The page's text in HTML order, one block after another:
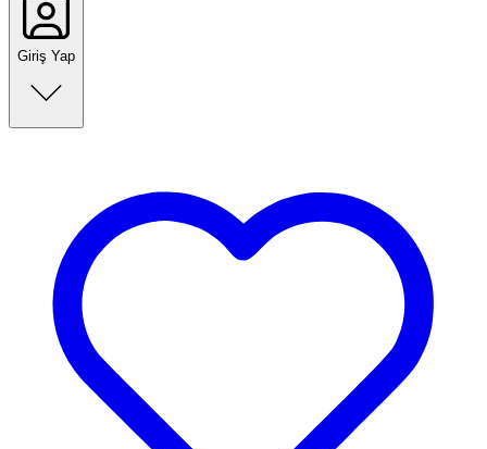
Giriş Yap